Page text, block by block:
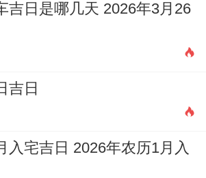
笔画个∞符号。感情方面、
糊对象发消息要用语音别打
学,而是帮你把今天的星象能
吉日是哪几天 2026年3月26
吉日
入宅吉日 2026年农历1月入